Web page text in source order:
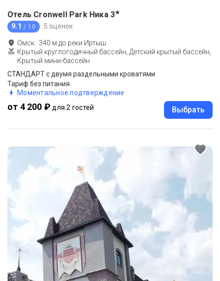
Отель Cronwell Park Ника 3★
9.1 / 10 5 оценок
Омск · 340 м до реки Иртыш
Крытый круглогодичный бассейн, Детский крытый бассейн,
Крытый мини-бассейн
СТАНДАРТ с двумя раздельными кроватями
Тариф без питания
Моментальное подтверждение
от 4 200 ₽ для 2 гостей Выбрать